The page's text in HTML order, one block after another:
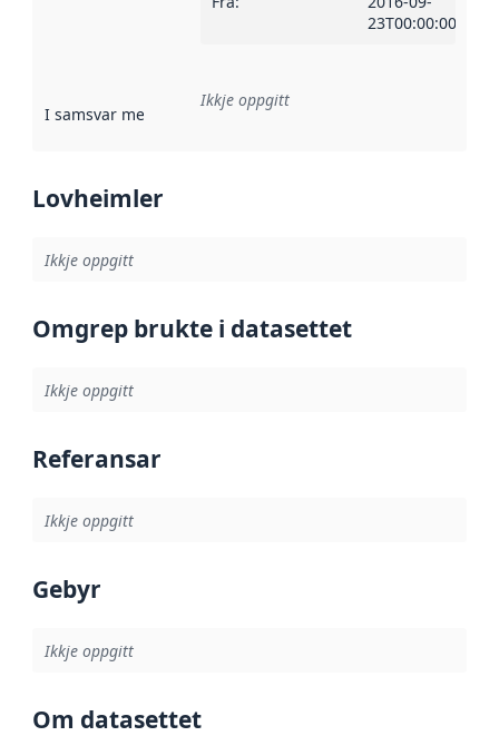
23T00:00:00Z
I samsvar med Referanse til ei implementeringsregel eller
Ikkje oppgitt
Lovheimler
Ikkje oppgitt
Omgrep brukte i datasettet
Ikkje oppgitt
Referansar
Ikkje oppgitt
Gebyr
Ikkje oppgitt
Om datasettet